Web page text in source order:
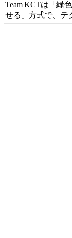
Team KCTは「緑
せる」方式で、テ